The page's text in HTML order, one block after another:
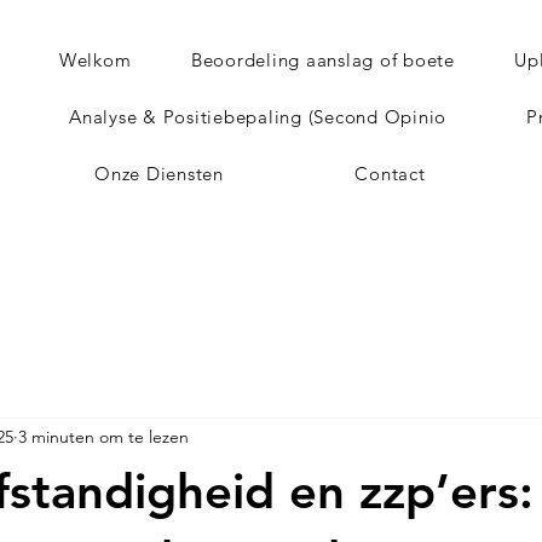
Welkom Beoordeling aanslag of boete
Analyse & Positiebepaling (Second Opinio
Onze Diensten Contact
en
3 minuten om te lezen